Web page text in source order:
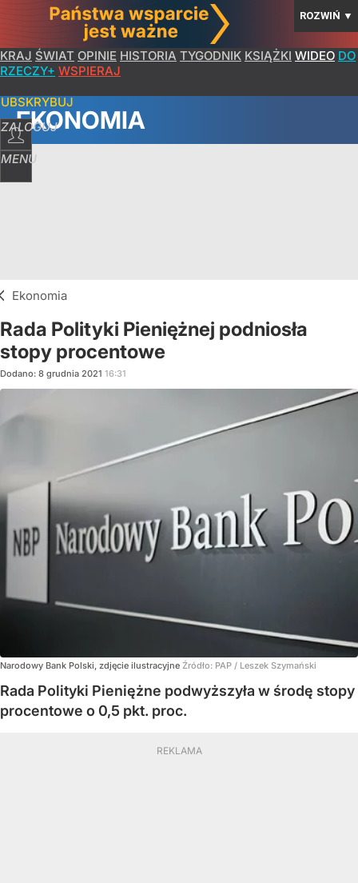
ROZWIŃ ▼
KRAJ ŚWIAT OPINIE HISTORIA TYGODNIK KSIĄŻKI WIDEO DO
RZECZY+ WSPIERAJ
ZALOGUJ
MENU
EKONOMIA
Ekonomia
Rada Polityki Pieniężnej podniosła
stopy procentowe
Dodano: 8 grudnia 2021 16:31
Narodowy Bank Polski, zdjęcie ilustracyjne Źródło: PAP / Leszek Szymański
Rada Polityki Pieniężne podwyższyła w środę stopy
procentowe o 0,5 pkt. proc.